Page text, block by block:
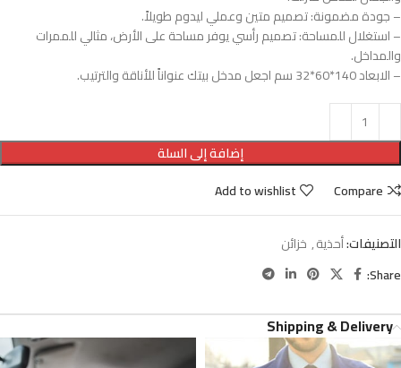
– جودة مضمونة: تصميم متين وعملي ليدوم طويلاً.
– استغلال للمساحة: تصميم رأسي يوفر مساحة على الأرض، مثالي للممرات
والمداخل.
– الابعاد 140*60*32 سم اجعل مدخل بيتك عنواناً للأناقة والترتيب.
إضافة إلى السلة
Compare
Add to wishlist
التصنيفات:أحذية, خزائن
Share:
Shipping & Delivery